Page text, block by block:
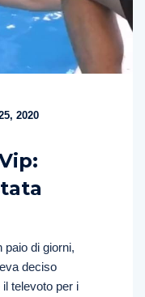
2020
paio di giorni,
deciso
televoto per i